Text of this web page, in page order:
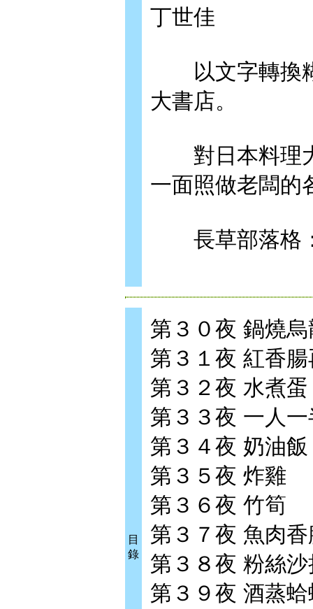
丁世佳
以文字轉換糊
大書店。
對日本料理大
一面照做老闆的
長草部落格：
目
錄
第３０夜 鍋燒
第３１夜 紅香
第３２夜 水煮蛋
第３３夜 一人一
第３４夜 奶油飯
第３５夜 炸雞
第３６夜 竹筍
第３７夜 魚肉香
第３８夜 粉絲沙
第３９夜 酒蒸蛤